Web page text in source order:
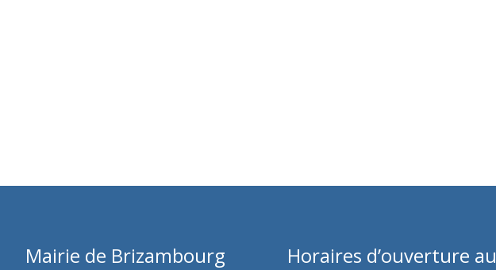
Mairie de Brizambourg
Horaires d’ouverture au